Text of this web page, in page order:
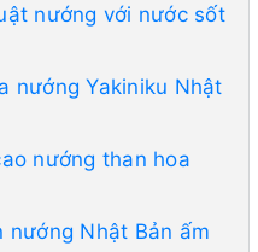
nướng với nước sốt
nướng Yakiniku Nhật
nướng than hoa
nướng Nhật Bản ấm